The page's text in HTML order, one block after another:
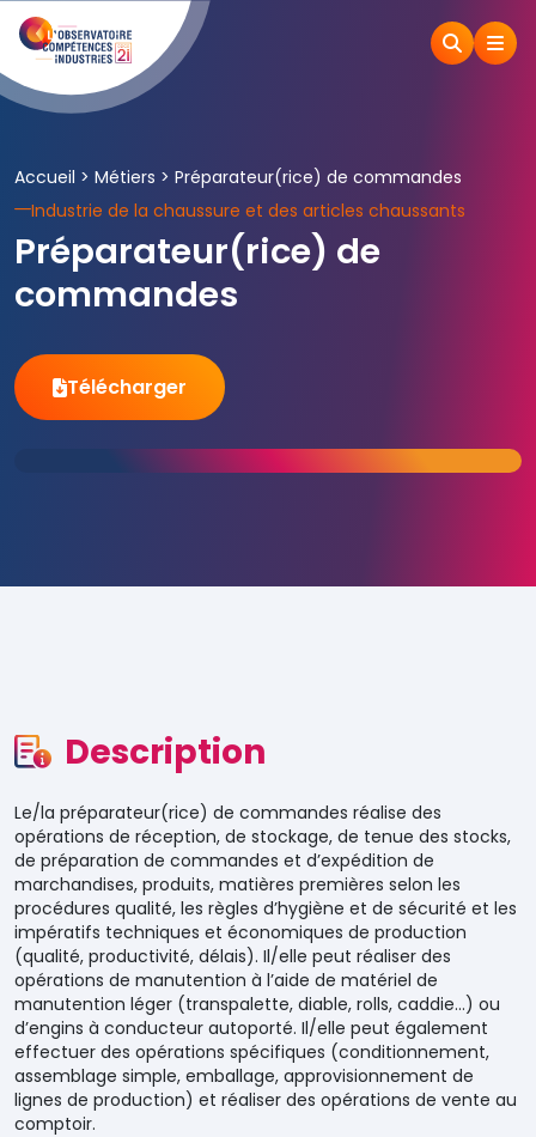
Accueil > Métiers > Préparateur(rice) de commandes
Industrie de la chaussure et des articles chaussants
Préparateur(rice) de
commandes
Télécharger
Description
Le/la préparateur(rice) de commandes réalise des
opérations de réception, de stockage, de tenue des stocks,
de préparation de commandes et d’expédition de
marchandises, produits, matières premières selon les
procédures qualité, les règles d’hygiène et de sécurité et les
impératifs techniques et économiques de production
(qualité, productivité, délais). Il/elle peut réaliser des
opérations de manutention à l’aide de matériel de
manutention léger (transpalette, diable, rolls, caddie…) ou
d’engins à conducteur autoporté. Il/elle peut également
effectuer des opérations spécifiques (conditionnement,
assemblage simple, emballage, approvisionnement de
lignes de production) et réaliser des opérations de vente au
comptoir.